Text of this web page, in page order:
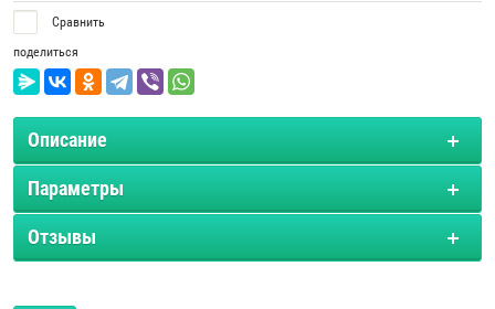
Сравнить
поделиться
Описание
Параметры
Отзывы